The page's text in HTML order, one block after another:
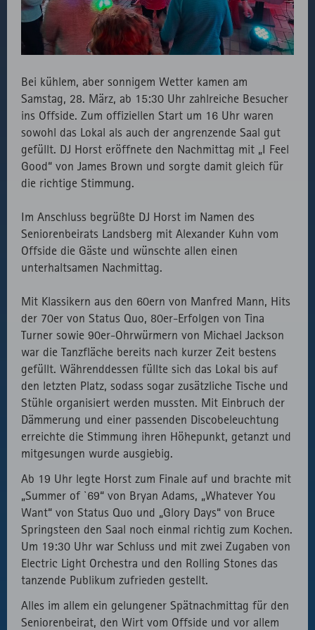
Bei kühlem, aber sonnigem Wetter kamen am
Samstag, 28. März, ab 15:30 Uhr zahlreiche Besucher
ins Offside. Zum offiziellen Start um 16 Uhr waren
sowohl das Lokal als auch der angrenzende Saal gut
gefüllt. DJ Horst eröffnete den Nachmittag mit „I Feel
Good“ von James Brown und sorgte damit gleich für
die richtige Stimmung.
Im Anschluss begrüßte DJ Horst im Namen des
Seniorenbeirats Landsberg mit Alexander Kuhn vom
Offside die Gäste und wünschte allen einen
unterhaltsamen Nachmittag.
Mit Klassikern aus den 60ern von Manfred Mann, Hits
der 70er von Status Quo, 80er-Erfolgen von Tina
Turner sowie 90er-Ohrwürmern von Michael Jackson
war die Tanzfläche bereits nach kurzer Zeit bestens
gefüllt. Währenddessen füllte sich das Lokal bis auf
den letzten Platz, sodass sogar zusätzliche Tische und
Stühle organisiert werden mussten. Mit Einbruch der
Dämmerung und einer passenden Discobeleuchtung
erreichte die Stimmung ihren Höhepunkt, getanzt und
mitgesungen wurde ausgiebig.
Ab 19 Uhr legte Horst zum Finale auf und brachte mit
„Summer of `69“ von Bryan Adams, „Whatever You
Want“ von Status Quo und „Glory Days“ von Bruce
Springsteen den Saal noch einmal richtig zum Kochen.
Um 19:30 Uhr war Schluss und mit zwei Zugaben von
Electric Light Orchestra und den Rolling Stones das
tanzende Publikum zufrieden gestellt.
Alles im allem ein gelungener Spätnachmittag für den
Seniorenbeirat, den Wirt vom Offside und vor allem
Verwendung
des lokal
eingebunden